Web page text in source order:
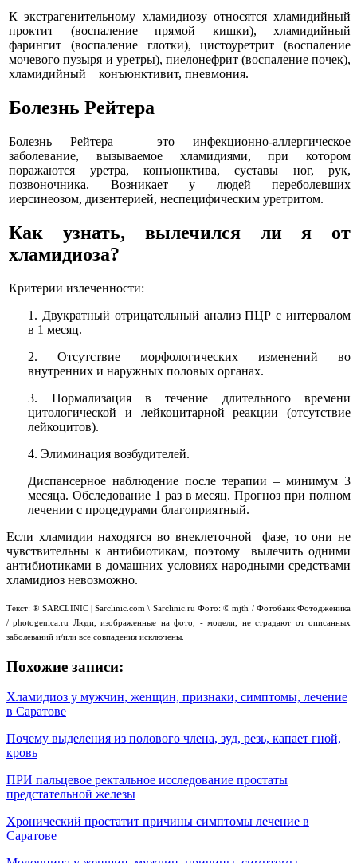
К экстрагенительному хламидиозу относятся хламидийный
проктит (воспаление прямой кишки), хламидийный
фарингит (воспаление глотки), цистоуретрит (воспаление
мочевого пузыря и уретры), пиелонефрит (воспаление почек),
хламидийный конъюнктивит, пневмония.
Болезнь Рейтера
Болезнь Рейтера – это инфекционно-аллергическое
заболевание, вызываемое хламидиями, при котором
поражаются уретра, конъюнктива, суставы ног, рук,
позвоночника. Возникает у людей переболевших
иерсинеозом, дизентерией, неспецифическим уретритом.
Как узнать, вылечился ли я от
хламидиоза?
Критерии излеченности:
1. Двукратный отрицательный анализ ПЦР с интервалом
в 1 месяц.
2. Отсутствие морфологических изменений во
внутренних и наружных половых органах.
3. Нормализация в течение длительного времени
цитологической и лейкоцитарной реакции (отсутствие
лейкоцитов).
4. Элиминация возбудителей.
Диспансерное наблюдение после терапии – минимум 3
месяца. Обследование 1 раз в месяц. Прогноз при полном
лечении с процедурами благоприятный.
Если хламидии находятся во внеклеточной фазе, то они не
чувствительны к антибиотикам, поэтому вылечить одними
антибиотиками в домашних условиях народными средствами
хламидиоз невозможно.
Текст: ® SARCLINIC | Sarclinic.com \ Sаrсlinic.ru Фото: © mjth / Фотобанк Фотодженика
/ photogenica.ru Люди, изображенные на фото, - модели, не страдают от описанных
заболеваний и/или все совпадения исключены.
Похожие записи:
Хламидиоз у мужчин, женщин, признаки, симптомы, лечение
в Саратове
Почему выделения из полового члена, зуд, резь, капает гной,
кровь
ПРИ пальцевое ректальное исследование простаты
предстательной железы
Хронический простатит причины симптомы лечение в
Саратове